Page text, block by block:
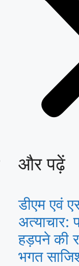
और पढ़ें
डीएम एवं
अत्याचार:
हड़पने की
भगत